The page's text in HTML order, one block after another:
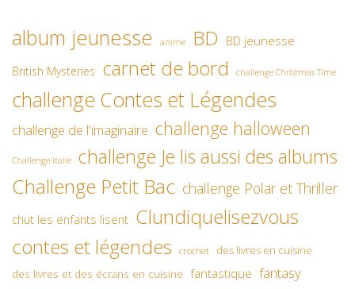
album jeunesse anime BD BD jeunesse
British Mysteries carnet de bord challenge Christmas Time
challenge Contes et Légendes
challenge de l'imaginaire challenge halloween
Challenge Italie challenge Je lis aussi des albums
Challenge Petit Bac challenge Polar et Thriller
chut les enfants lisent Clundiquelisezvous
contes et légendes
crochet
des livres en cuisine
des livres et des écrans en cuisine fantastique fantasy